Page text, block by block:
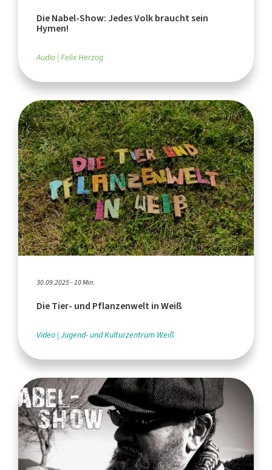
Die Nabel-Show: Jedes Volk braucht sein
Hymen!
Audio Felix Herzog
30.09.2025 - 10 Min.
Die Tier- und Pflanzenwelt in Weiß
Video Jugend- und Kulturzentrum Weiß